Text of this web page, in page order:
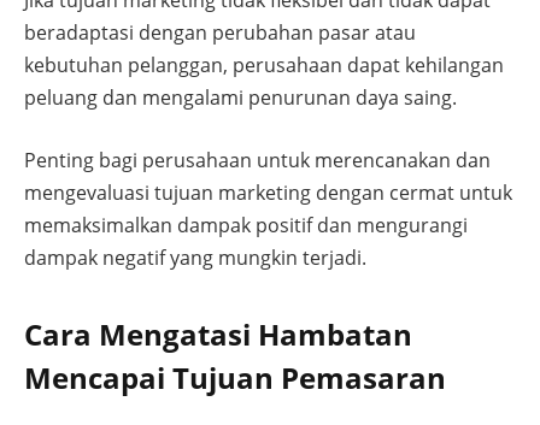
beradaptasi dengan perubahan pasar atau
kebutuhan pelanggan, perusahaan dapat kehilangan
peluang dan mengalami penurunan daya saing.
Penting bagi perusahaan untuk merencanakan dan
mengevaluasi tujuan marketing dengan cermat untuk
memaksimalkan dampak positif dan mengurangi
dampak negatif yang mungkin terjadi.
Cara Mengatasi Hambatan
Mencapai Tujuan Pemasaran